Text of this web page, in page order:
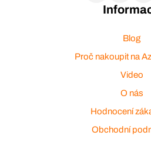
Blog
Proč nakoupit na
Video
O nás
Hodnocení
Obchodní